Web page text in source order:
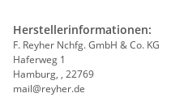
Herstellerinformationen:
F. Reyher Nchfg. GmbH & Co. KG
Haferweg 1
Hamburg, , 22769
mail@reyher.de